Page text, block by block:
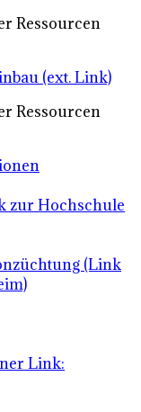
Ressourcen
(ext. Link)
Ressourcen
zur Hochschule
(Link
Link: